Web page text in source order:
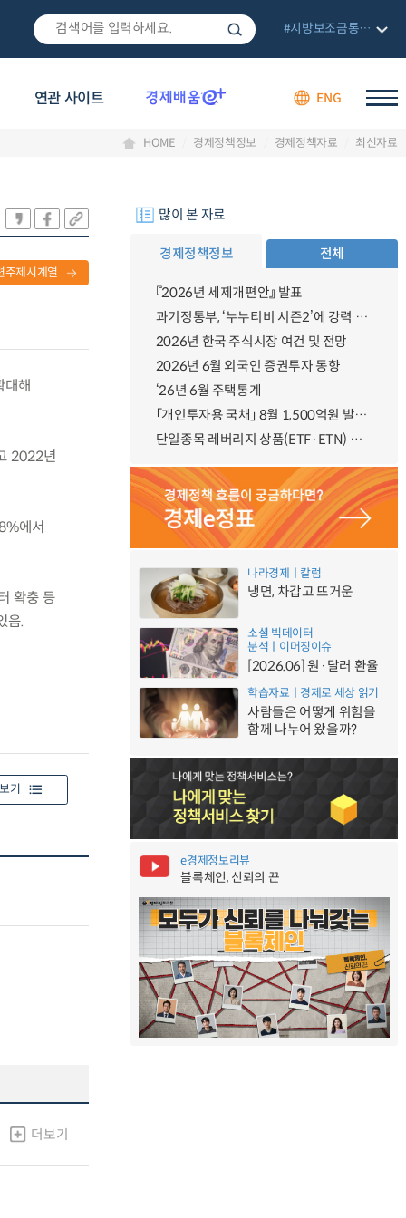
연관 사이트 ENG
#지방보조금통합관리망
HOME 경제정책정보 경제정책자료 최신자료
주제시계열
대해
2022년
에서
확충 등
음.
기
더보기
많이 본 자료
경제정책정보 전체
『2026년 세제개편안』 발표
과기정통부, ‘누누티비 시즌2’에 강력 대응 의지 밝혀
2026년 한국 주식시장 여건 및 전망
2026년 6월 외국인 증권투자 동향
‘26년 6월 주택통계
「개인투자용 국채」 8월 1,500억원 발행 예정
단일종목 레버리지 상품(ETF·ETN) 기본예탁금 강화 조기시행 방안 안내
나라경제ㅣ칼럼
냉면, 차갑고 뜨거운
소셜 빅데이터
분석ㅣ이머징이슈
[2026.06] 원·달러 환율
학습자료ㅣ경제로 세상 읽기
사람들은 어떻게 위험을
함께 나누어 왔을까?
e경제정보리뷰
블록체인, 신뢰의 끈